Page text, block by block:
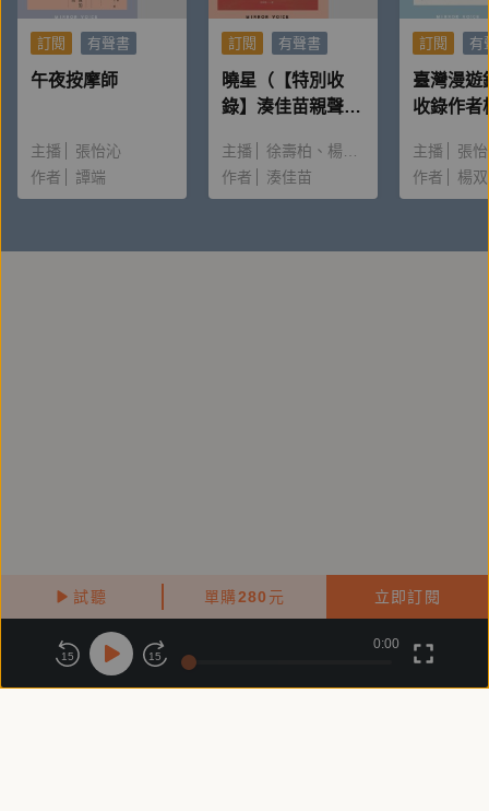
試聽 單購280 元 立即訂閱
訂閱 有聲書
午夜按摩師
主播
張怡沁
作者
譚端
訂閱 有聲書
曉星（【特別收
錄】湊佳苗親聲朗
主播 徐壽柏
楊雅淳
作者
湊佳苗
訂閱 有
臺灣漫遊
收錄作者
主播
張
作者
楊
關於鏡好聽
商務合作 付費條款 會員條款
15 15
0:00